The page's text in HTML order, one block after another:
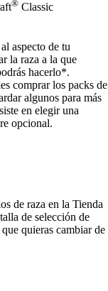
® Classic
aspecto de tu
la raza a la que
hacerlo*.
comprar los packs de
algunos para más
en elegir una
opcional.
de raza en la Tienda
de selección de
quieras cambiar de